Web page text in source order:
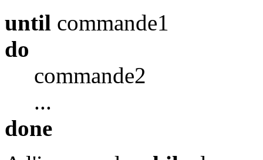
until commande1
do
commande2
...
done